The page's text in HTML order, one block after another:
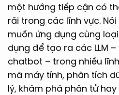
một hướng tiếp cận có
rãi trong các lĩnh vực.
muốn ứng dụng cùng
dụng để tạo ra các LLM
chatbot – trong nhiều
mã máy tính, phân tích
lý, khám phá phân tử